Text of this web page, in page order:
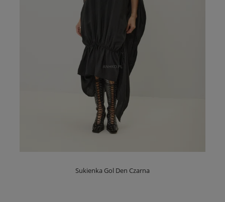
Sukienka Gol Den Czarna